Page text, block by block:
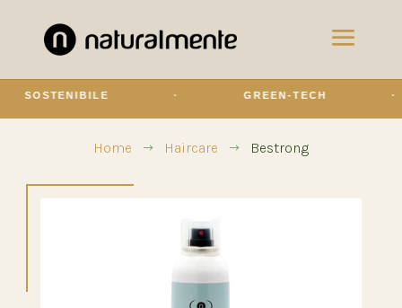
GREEN-TECH
Home $ Haircare $ Bestrong